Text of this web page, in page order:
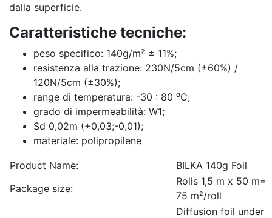
dalla superficie.
Caratteristiche tecniche:
peso specifico: 140g/m² ± 11%;
resistenza alla trazione: 230N/5cm (±60%) /
120N/5cm (±30%);
range di temperatura: -30 : 80 ⁰C;
grado di impermeabilità: W1;
Sd 0,02m (+0,03;-0,01);
materiale: polipropilene
Product Name:
BILKA 140g Foil
Package size:
Rolls 1,5 m x 50 m=
75 m²/roll
Diffusion foil under